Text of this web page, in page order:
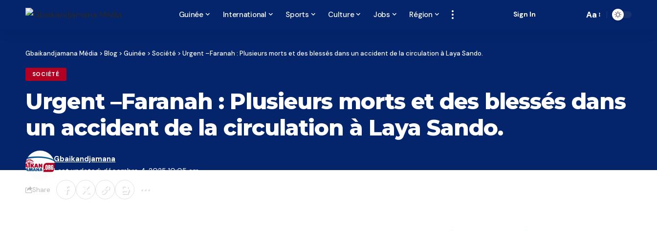
Guinée International Sports Culture Jobs Région Sign In
Font
Aa
Gbaikandjamana Média > Blog > Guinée > Société > Urgent –Faranah : Plusieurs morts et des blessés dans un accident de la circulation à Laya Sando.
SOCIÉTÉ
Urgent –Faranah : Plusieurs morts et des blessés dans
un accident de la circulation à Laya Sando.
Last updated: décembre 4, 2025 10:05 am
Gbaikandjamana
Share